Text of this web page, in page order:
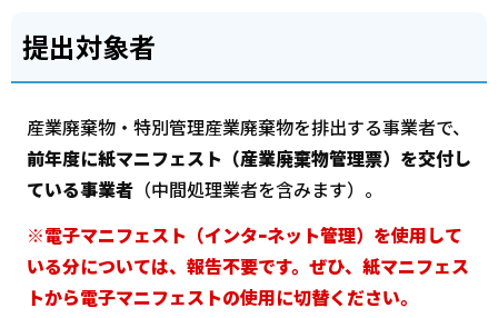
提出対象者
産業廃棄物・特別管理産業廃棄物を排出する事業者で、
前年度に紙マニフェスト（産業廃棄物管理票）を交付し
ている事業者（中間処理業者を含みます）。
※電子マニフェスト（インタｰネット管理）を使用して
いる分については、報告不要です。ぜひ、紙マニフェス
トから電子マニフェストの使用に切替ください。